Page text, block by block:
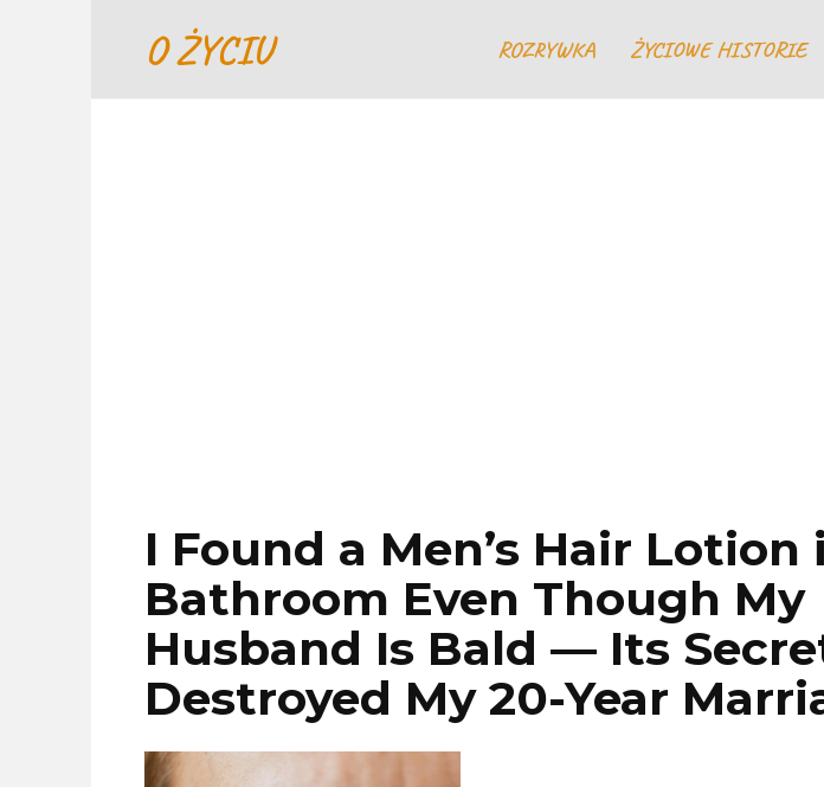
O ŻYCIU ROZRYWKA ŻYCIOWE HISTORIE
I Found a Men’s Hair
Bathroom Even Though My
Husband Is Bald — Its
Destroyed My 20-Year